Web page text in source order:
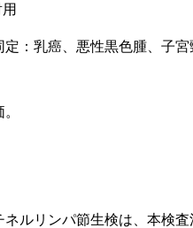
：乳癌、悪性黒色腫、子宮
ネルリンパ節生検は、本